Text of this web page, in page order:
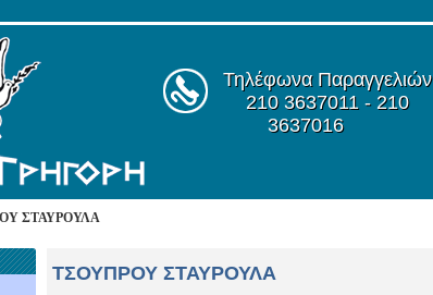
Τηλέφωνα Παραγγελιών
210 3637011 - 210
3637016
ΣΤΑΥΡΟΥΛΑ
ΤΣΟΥΠΡΟΥ ΣΤΑΥΡΟΥΛΑ